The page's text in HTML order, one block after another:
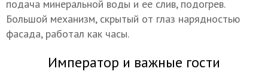
подача минеральной воды и ее слив, подогрев.
Большой механизм, скрытый от глаз нарядностью
фасада, работал как часы.
Император и важные гости